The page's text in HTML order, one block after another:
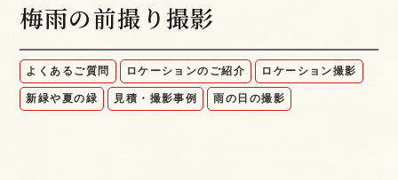
梅雨の前撮り撮影
よくあるご質問 ロケーションのご紹介 ロケーション撮影
新緑や夏の緑 見積・撮影事例 雨の日の撮影